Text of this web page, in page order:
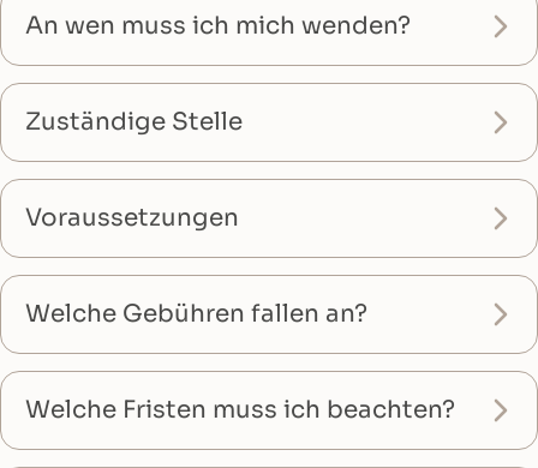
An wen muss ich mich wenden?
Zuständige Stelle
Voraussetzungen
Welche Gebühren fallen an?
Welche Fristen muss ich beachten?